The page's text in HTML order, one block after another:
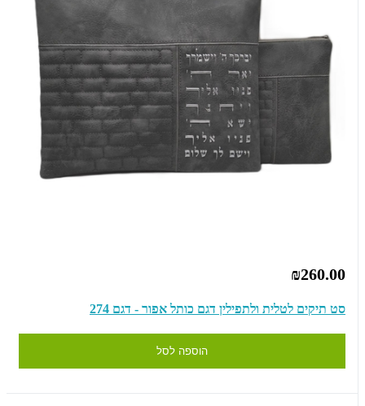
₪260.00
סט תיקים לטלית ולתפילין דגם כותל אפור - דגם 274
הוספה לסל